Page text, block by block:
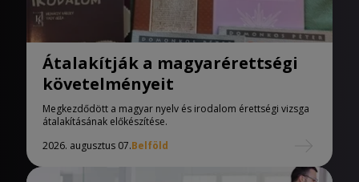
Átalakítják a magyarérettségi
követelményeit
Megkezdődött a magyar nyelv és irodalom érettségi vizsga
átalakításának előkészítése.
2026. augusztus 07.Belföld